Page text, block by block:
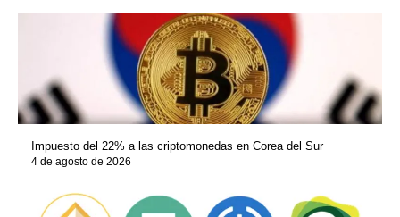
Impuesto del 22% a las criptomonedas en Corea del Sur
4 de agosto de 2026